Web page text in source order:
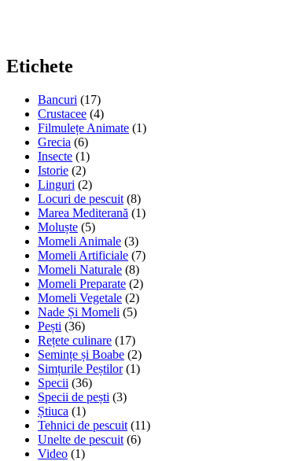
Etichete
Bancuri (17)
Crustacee (4)
Filmulețe Animate (1)
Grecia (6)
Insecte (1)
Istorie (2)
Linguri (2)
Locuri de pescuit (8)
Marea Mediterană (1)
Moluște (5)
Momeli Animale (3)
Momeli Artificiale (7)
Momeli Naturale (8)
Momeli Preparate (2)
Momeli Vegetale (2)
Nade Și Momeli (5)
Pești (36)
Rețete culinare (17)
Semințe și Boabe (2)
Simțurile Peștilor (1)
Specii (36)
Specii de pești (3)
Știuca (1)
Tehnici de pescuit (11)
Unelte de pescuit (6)
Video (1)